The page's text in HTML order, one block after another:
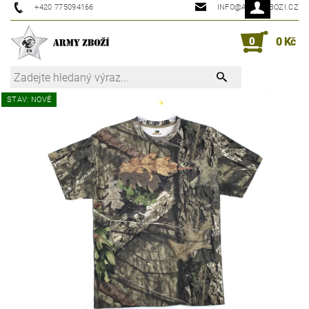
+420 775094166 INFO@ARMYZBOZI.CZ
0 0 Kč
STAV: NOVÉ